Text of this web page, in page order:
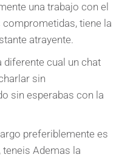
una trabajo con el
tiene la
atrayente.
cual un chat
sin
sin esperabas con la
preferiblemente es
teneis Ademas la